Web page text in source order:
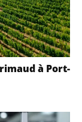
à Port-